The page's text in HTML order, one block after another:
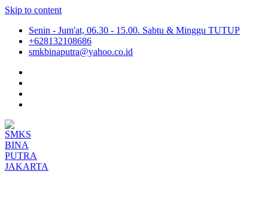
Skip to content
Senin - Jum'at, 06.30 - 15.00. Sabtu & Minggu TUTUP
+628132108686
smkbinaputra@yahoo.co.id